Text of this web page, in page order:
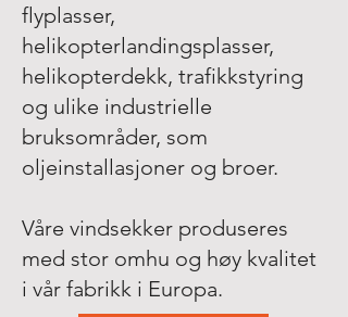
flyplasser,
helikopterlandingsplasser,
helikopterdekk, trafikkstyring
og ulike industrielle
bruksområder, som
oljeinstallasjoner og broer.
Våre vindsekker produseres
med stor omhu og høy kvalitet
i vår fabrikk i Europa.